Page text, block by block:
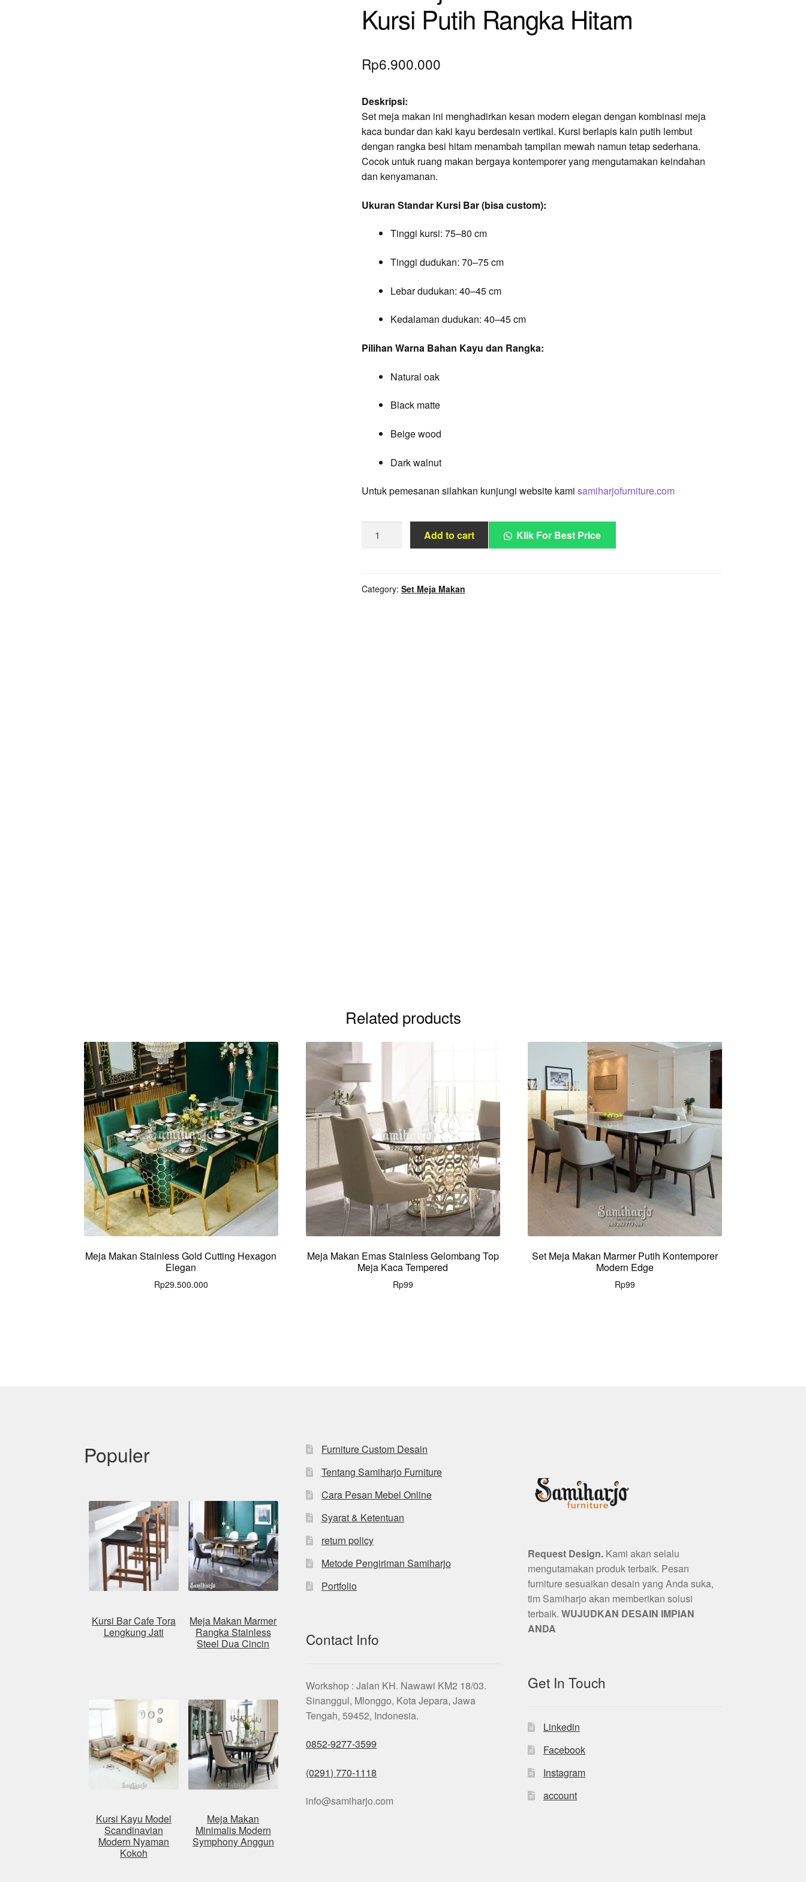
Kursi Putih Rangka Hitam
Rp6.900.000
Deskripsi:
Set meja makan ini menghadirkan kesan modern elegan dengan kombinasi meja
kaca bundar dan kaki kayu berdesain vertikal. Kursi berlapis kain putih lembut
dengan rangka besi hitam menambah tampilan mewah namun tetap sederhana.
Cocok untuk ruang makan bergaya kontemporer yang mengutamakan keindahan
dan kenyamanan.
Ukuran Standar Kursi Bar (bisa custom):
Tinggi kursi: 75–80 cm
Tinggi dudukan: 70–75 cm
Lebar dudukan: 40–45 cm
Kedalaman dudukan: 40–45 cm
Pilihan Warna Bahan Kayu dan Rangka:
Natural oak
Black matte
Beige wood
Dark walnut
Untuk pemesanan silahkan kunjungi website kami samiharjofurniture.com
Meja
Kaca
Add to cart Klik For Best Price
Category: Set Meja Makan
Related products
Meja Makan Stainless Gold Cutting Hexagon
Elegan
Rp29.500.000
Meja Makan Emas Stainless Gelombang Top
Meja Kaca Tempered
Rp99
Set Meja Makan Marmer Putih Kontemporer
Modern Edge
Rp99
Populer
Kursi Bar Cafe Tora
Lengkung Jati
Meja Makan Marmer
Rangka Stainless
Steel Dua Cincin
Kursi Kayu Model
Scandinavian
Modern Nyaman
Kokoh
Meja Makan
Minimalis Modern
Symphony Anggun
Furniture Custom Desain
Tentang Samiharjo Furniture
Cara Pesan Mebel Online
Syarat & Ketentuan
return policy
Metode Pengiriman Samiharjo
Portfolio
Contact Info
Workshop : Jalan KH. Nawawi KM2 18/03.
Sinanggul, Mlonggo, Kota Jepara, Jawa
Tengah, 59452, Indonesia.
0852-9277-3599
(0291) 770-1118
info@samiharjo.com
Request Design. Kami akan selalu
mengutamakan produk terbaik. Pesan
furniture sesuaikan desain yang Anda suka,
tim Samiharjo akan memberikan solusi
terbaik.WUJUDKAN DESAIN IMPIAN
ANDA
Get In Touch
Linkedin
Facebook
Instagram
account